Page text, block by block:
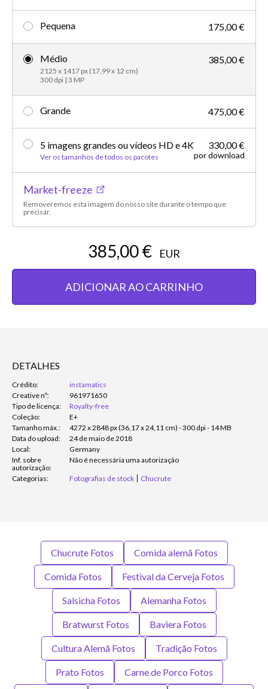
Pequena 175,00 €
Médio
2125 x 1417 px (17,99 x 12 cm)
300 dpi | 3 MP
385,00 €
Grande 475,00 €
5 imagens grandes ou vídeos HD e 4K
Ver os tamanhos de todos os pacotes
330,00 €
por download
Market-freeze
Removeremos esta imagem do nosso site durante o tempo que
precisar.
385,00 € EUR
ADICIONAR AO CARRINHO
DETALHES
Crédito:
instamatics
Creative nº:
961971650
Tipo de licença:
Royalty-free
Coleção:
E+
Tamanho máx.:
4272 x 2848 px (36,17 x 24,11 cm) - 300 dpi - 14 MB
Data do upload:
24 de maio de 2018
Local:
Germany
Inf. sobre
autorização:
Não é necessária uma autorização
Categorias: Fotografias de stock Chucrute
Chucrute Fotos Comida alemã Fotos
Comida Fotos Festival da Cerveja Fotos
Salsicha Fotos Alemanha Fotos
Bratwurst Fotos Baviera Fotos
Cultura Alemã Fotos Tradição Fotos
Prato Fotos Carne de Porco Fotos